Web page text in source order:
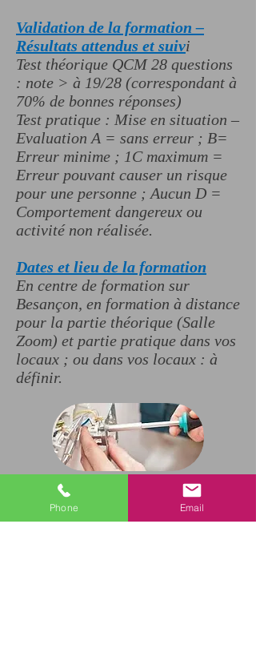
Validation de la formation –
Résultats attendus et suivi
Test théorique QCM 28 questions
: note > à 19/28 (correspondant à
70% de bonnes réponses)
Test pratique : Mise en situation –
Evaluation A = sans erreur ; B=
Erreur minime ; 1C maximum =
Erreur pouvant causer un risque
pour une personne ; Aucun D =
Comportement dangereux ou
activité non réalisée.
Dates et lieu de la formation
En centre de formation sur
Besançon, en formation à distance
pour la partie théorique (Salle
Zoom) et partie pratique dans vos
locaux ; ou dans vos locaux : à
définir.
Informations pratiques
Phone Email